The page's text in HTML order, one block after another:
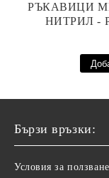
РЪКАВИЦИ
НИТРИЛ -
Бързи връзки:
Условия за ползване